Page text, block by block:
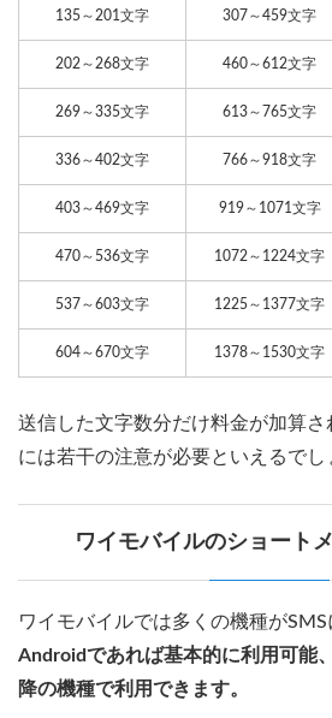
135～201文字 307～459文字
202～268文字 460～612文字
269～335文字 613～765文字
336～402文字 766～918文字
403～469文字 919～1071文字
470～536文字 1072～1224文字
537～603文字 1225～1377文字
604～670文字 1378～1530文字
送信した文字数分だけ料金が加算さ
には若干の注意が必要といえるでし
ワイモバイルのショート
ワイモバイルでは多くの機種がSMS
Androidであれば基本的に利用可能
降の機種で利用できます。